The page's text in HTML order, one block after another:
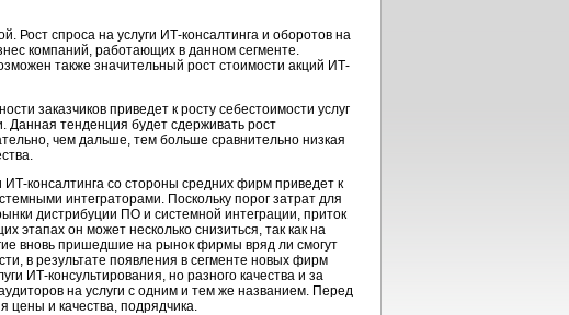
Рост спроса на услуги ИТ-консалтинга и оборотов на
компаний, работающих в данном сегменте.
также значительный рост стоимости акций ИТ-
заказчиков приведет к росту себестоимости услуг
Данная тенденция будет сдерживать рост
чем дальше, тем больше сравнительно низкая
ИТ-консалтинга со стороны средних фирм приведет к
интеграторами. Поскольку порог затрат для
дистрибуции ПО и системной интеграции, приток
этапах он может несколько снизиться, так как на
вновь пришедшие на рынок фирмы вряд ли смогут
в результате появления в сегменте новых фирм
ИТ-консультирования, но разного качества и за
на услуги с одним и тем же названием. Перед
цены и качества, подрядчика.